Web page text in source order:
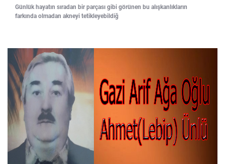
Günlük hayatın sıradan bir parçası gibi görünen bu alışkanlıkların
farkında olmadan akneyi tetikleyebildiğ